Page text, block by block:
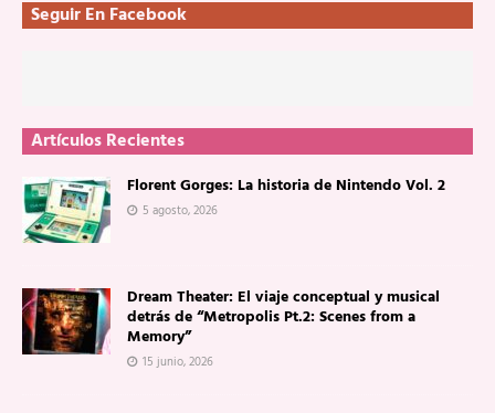
Seguir En Facebook
Artículos Recientes
Florent Gorges: La historia de Nintendo Vol. 2
5 agosto, 2026
Dream Theater: El viaje conceptual y musical
detrás de “Metropolis Pt.2: Scenes from a
Memory”
15 junio, 2026